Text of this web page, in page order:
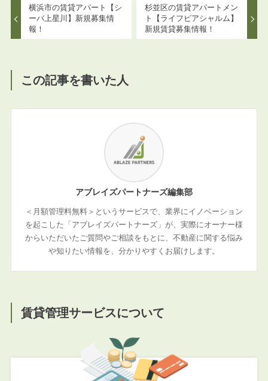
横浜市の賃貸アパート【シ
ーバ上星川】新規募集情
報！
杉並区の賃貸アパートメン
ト【ライフピアシャルム】
新規賃貸募集情報！
この記事を書いた人
アブレイズパートナーズ編集部
＜月額管理料無料＞というサービスで、業界にイノベーション
を起こした「アブレイズパートナーズ」が、実際にオーナー様
からいただいたご質問やご相談をもとに、不動産に関する悩み
や知りたい情報を、分かりやすくお届けします。
賃貸管理サービスについて